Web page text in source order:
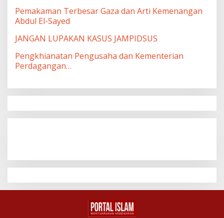
Pemakaman Terbesar Gaza dan Arti Kemenangan
Abdul El-Sayed
JANGAN LUPAKAN KASUS JAMPIDSUS
Pengkhianatan Pengusaha dan Kementerian
Perdagangan…